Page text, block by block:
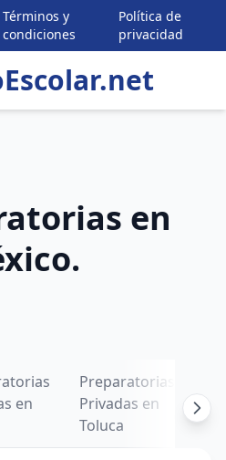
Términos y
condiciones
Política de
privacidad
en
en
Preparatorias
Privadas en
Toluca